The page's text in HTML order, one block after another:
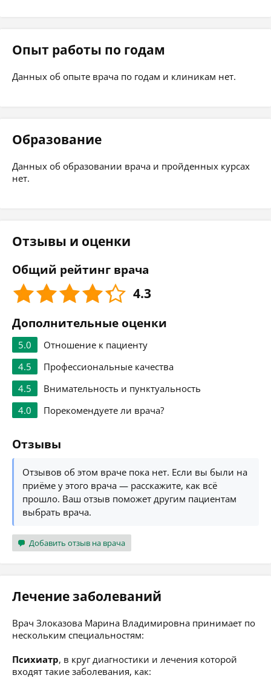
Опыт работы по годам
Данных об опыте врача по годам и клиникам нет.
Образование
Данных об образовании врача и пройденных курсах
нет.
Отзывы и оценки
Общий рейтинг врача
4.3
Дополнительные оценки
5.0
Отношение к пациенту
4.5
Профессиональные качества
4.5
Внимательность и пунктуальность
4.0
Порекомендуете ли врача?
Отзывы
Отзывов об этом враче пока нет. Если вы были на
приёме у этого врача — расскажите, как всё
прошло. Ваш отзыв поможет другим пациентам
выбрать врача.
Добавить отзыв на врача
Лечение заболеваний
Врач Злоказова Марина Владимировна принимает по
нескольким специальностям:
Психиатр, в круг диагностики и лечения которой
входят такие заболевания, как: